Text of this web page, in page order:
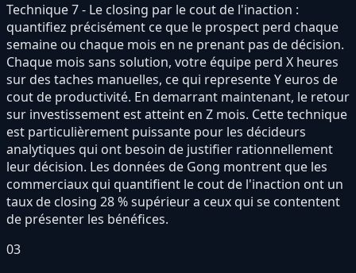
Technique 7 - Le closing par le cout de l'inaction :
quantifiez précisément ce que le prospect perd chaque
semaine ou chaque mois en ne prenant pas de décision.
Chaque mois sans solution, votre équipe perd X heures
sur des taches manuelles, ce qui represente Y euros de
cout de productivité. En demarrant maintenant, le retour
sur investissement est atteint en Z mois. Cette technique
est particulièrement puissante pour les décideurs
analytiques qui ont besoin de justifier rationnellement
leur décision. Les données de Gong montrent que les
commerciaux qui quantifient le cout de l'inaction ont un
taux de closing 28 % supérieur a ceux qui se contentent
de présenter les bénéfices.
03